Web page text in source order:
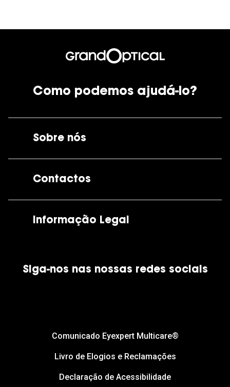
Como podemos ajudá-lo?
Sobre nós
Contactos
Informação Legal
Política de Cookies
Siga-nos nas nossas redes sociais
Comunicado Eyexpert Multicare®
Livro de Elogios e Reclamações
Declaração de Acessibilidade